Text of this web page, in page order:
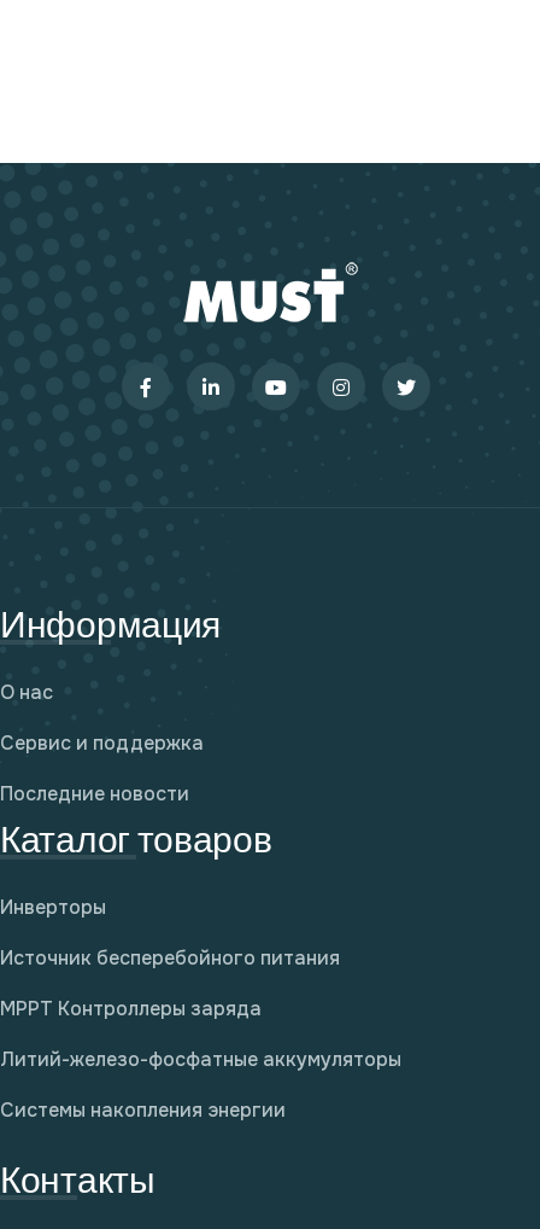
Информация
О нас
Сервис и поддержка
Последние новости
Каталог товаров
Инверторы
Источник бесперебойного питания
MPPT Контроллеры заряда
Литий-железо-фосфатные аккумуляторы
Системы накопления энергии
Контакты